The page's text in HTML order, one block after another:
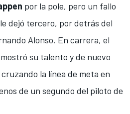
por la pole, pero un fallo
dejó tercero, por detrás del
Alonso. En carrera, el
su talento yde nuevo
cruzando la línea de meta en
de un segundo del piloto de